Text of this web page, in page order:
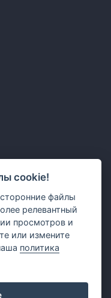
cookie!
файлы
релевантный
просмотров и
или измените
политика